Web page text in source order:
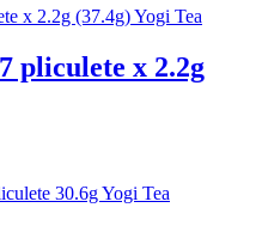
pliculete x 2.2g